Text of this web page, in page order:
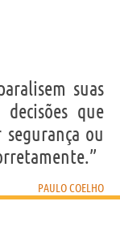
suas
que
ou
PAULO COELHO